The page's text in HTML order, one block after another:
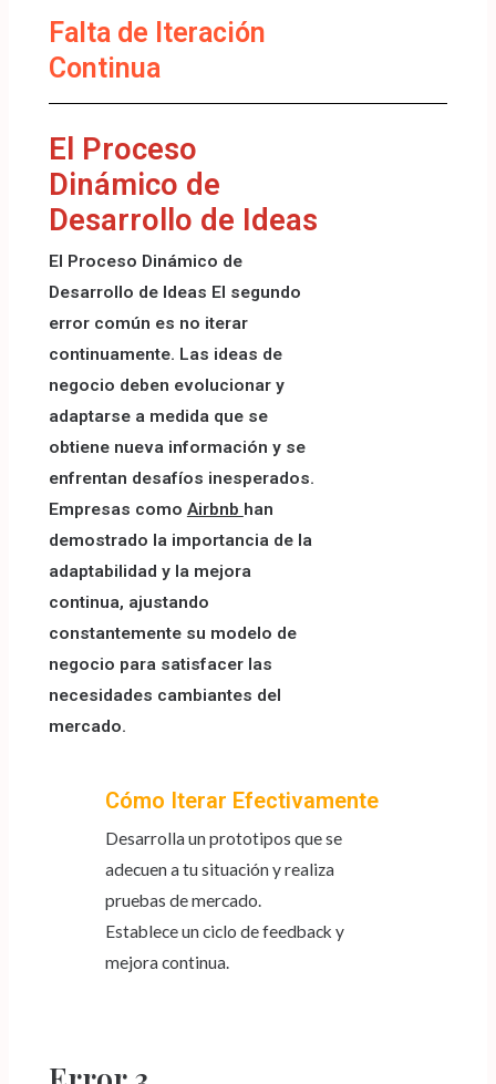
Falta de Iteración
Continua
El Proceso
Dinámico de
Desarrollo de Ideas
El Proceso Dinámico de
Desarrollo de Ideas El segundo
error común es no iterar
continuamente. Las ideas de
negocio deben evolucionar y
adaptarse a medida que se
obtiene nueva información y se
enfrentan desafíos inesperados.
Empresas como Airbnb han
demostrado la importancia de la
adaptabilidad y la mejora
continua, ajustando
constantemente su modelo de
negocio para satisfacer las
necesidades cambiantes del
mercado.
Cómo Iterar Efectivamente
Desarrolla un prototipos que se
adecuen a tu situación y realiza
pruebas de mercado.
Establece un ciclo de feedback y
mejora continua.